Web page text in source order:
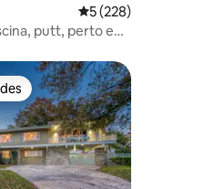
5 de uma avaliação
5 (228)
putt, perto e